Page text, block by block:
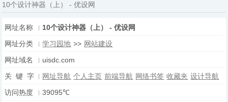
10个设计神器（上） - 优设网
网址名称
10个设计神器（上） - 优设网
网址分类
学习园地 >> 网站建设
网址域名
uisdc.com
关 键 字
网址导航 个人主页 前端导航 网络书签 收藏夹 设计导航
访问热度
39095℃